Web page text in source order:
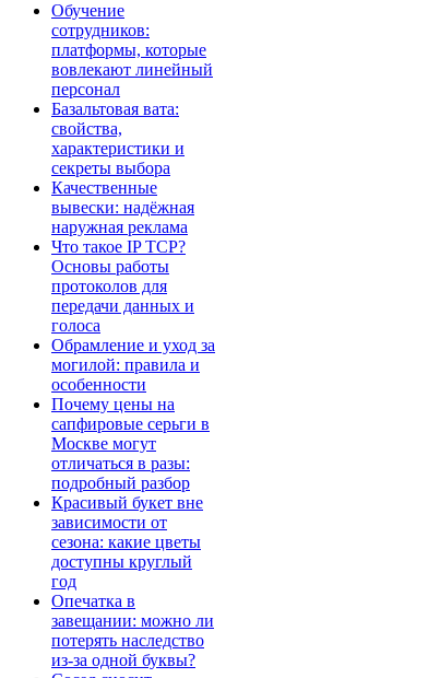
Обучение
сотрудников:
платформы, которые
вовлекают линейный
персонал
Базальтовая вата:
свойства,
характеристики и
секреты выбора
Качественные
вывески: надёжная
наружная реклама
Что такое IP TCP?
Основы работы
протоколов для
передачи данных и
голоса
Обрамление и уход за
могилой: правила и
особенности
Почему цены на
сапфировые серьги в
Москве могут
отличаться в разы:
подробный разбор
Красивый букет вне
зависимости от
сезона: какие цветы
доступны круглый
год
Опечатка в
завещании: можно ли
потерять наследство
из-за одной буквы?